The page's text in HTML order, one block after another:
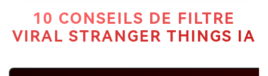
10 CONSEILS DE FILTRE
VIRAL STRANGER THINGS IA